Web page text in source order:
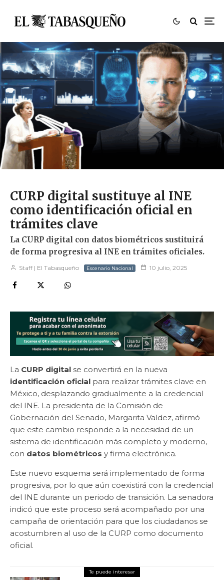
CURP digital sustituye al INE
como identificación oficial en
trámites clave
La CURP digital con datos biométricos sustituirá
de forma progresiva al INE en trámites oficiales.
Staff | El Tabasqueño Escenario Nacional 10 julio, 2025
La CURP digital se convertirá en la nueva
identificación oficial para realizar trámites clave en
México, desplazando gradualmente a la credencial
del INE. La presidenta de la Comisión de
Gobernación del Senado, Margarita Valdez, afirmó
que este cambio responde a la necesidad de un
sistema de identificación más completo y moderno,
con datos biométricos y firma electrónica.
Este nuevo esquema será implementado de forma
progresiva, por lo que aún coexistirá con la credencial
del INE durante un periodo de transición. La senadora
indicó que este proceso será acompañado por una
campaña de orientación para que los ciudadanos se
acostumbren al uso de la CURP como documento
oficial.